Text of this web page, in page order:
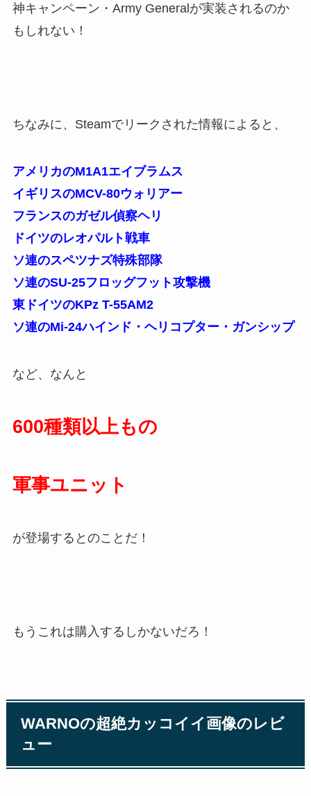
神キャンペーン・Army Generalが実装されるのか
もしれない！
ちなみに、Steamでリークされた情報によると、
アメリカのM1A1エイブラムス
イギリスのMCV-80ウォリアー
フランスのガゼル偵察ヘリ
ドイツのレオパルト戦車
ソ連のスペツナズ特殊部隊
ソ連のSU-25フロッグフット攻撃機
東ドイツのKPz T-55AM2
ソ連のMi-24ハインド・ヘリコプター・ガンシップ
など、なんと
600種類以上もの
軍事ユニット
が登場するとのことだ！
もうこれは購入するしかないだろ！
WARNOの超絶カッコイイ画像のレビ
ュー